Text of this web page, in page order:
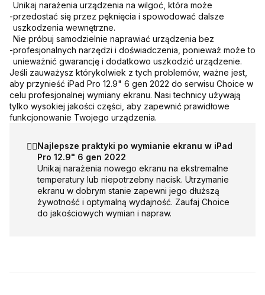
-
Unikaj narażenia urządzenia na wilgoć, która może
przedostać się przez pęknięcia i spowodować dalsze
uszkodzenia wewnętrzne.
-
Nie próbuj samodzielnie naprawiać urządzenia bez
profesjonalnych narzędzi i doświadczenia, ponieważ może to
unieważnić gwarancję i dodatkowo uszkodzić urządzenie.
Jeśli zauważysz którykolwiek z tych problemów, ważne jest,
aby przynieść iPad Pro 12.9" 6 gen 2022 do serwisu Choice w
celu profesjonalnej wymiany ekranu. Nasi technicy używają
tylko wysokiej jakości części, aby zapewnić prawidłowe
funkcjonowanie Twojego urządzenia.
☝🏻Najlepsze praktyki po wymianie ekranu w iPad
Pro 12.9" 6 gen 2022
Unikaj narażenia nowego ekranu na ekstremalne
temperatury lub niepotrzebny nacisk. Utrzymanie
ekranu w dobrym stanie zapewni jego dłuższą
żywotność i optymalną wydajność. Zaufaj Choice
do jakościowych wymian i napraw.